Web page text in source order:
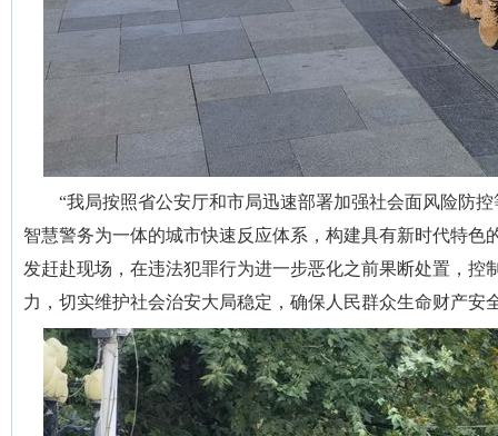
“我局按照省公安厅和市局迅速部署加强社会面风险防
智慧警务为一体的城市快速反应体系，构建具有新时代特
发赶赴现场，在违法犯罪行为进一步恶化之前果断处置，控
力，切实维护社会治安大局稳定，确保人民群众生命财产安